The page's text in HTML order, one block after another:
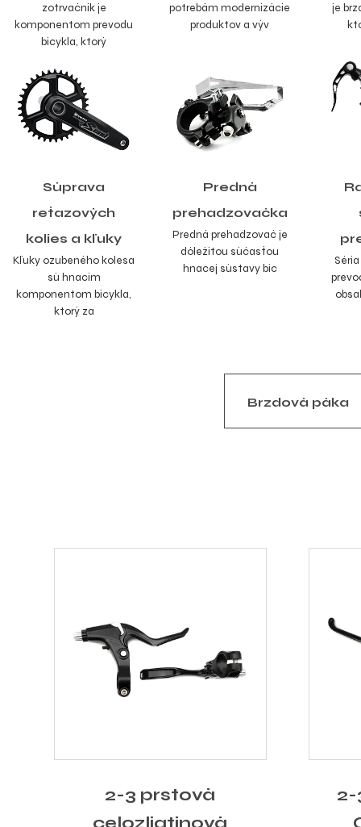
zotrvačník je
komponentom prevodu
bicykla, ktorý
potrebám modernizácie
produktov a výv
je
Súprava
reťazových
kolies a kľuky
Kľuky ozubeného kolesa
sú hnacím
komponentom bicykla,
ktorý za
Predná
prehadzovačka
Predná prehadzovač je
dôležitou súčasťou
hnacej sústavy bic
Brzdová páka
2-3 prstová